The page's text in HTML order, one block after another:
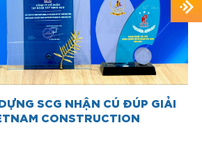
SCG NHẬN CÚ ĐÚP GIẢI
CONSTRUCTION